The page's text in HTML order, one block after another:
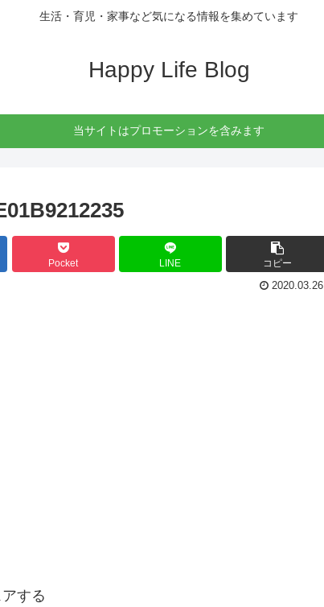
生活・育児・家事など気になる情報を集めています
Happy Life Blog
当サイトはプロモーションを含みます
Pocket LINE コピー
2020.03.26
する